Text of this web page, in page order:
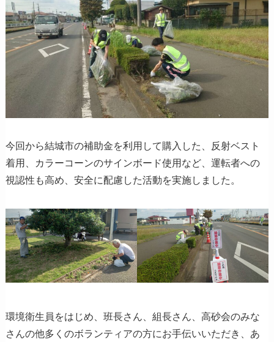
今回から結城市の補助金を利用して購入した、反射ベスト
着用、カラーコーンのサインボード使用など、運転者への
視認性も高め、安全に配慮した活動を実施しました。
環境衛生員をはじめ、班長さん、組長さん、高砂会のみな
さんの他多くのボランティアの方にお手伝いいただき、あ